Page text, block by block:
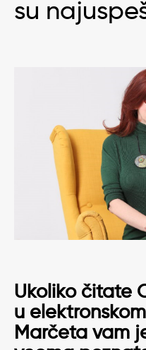
su
Ukoliko čitate
u
Marčeta vam